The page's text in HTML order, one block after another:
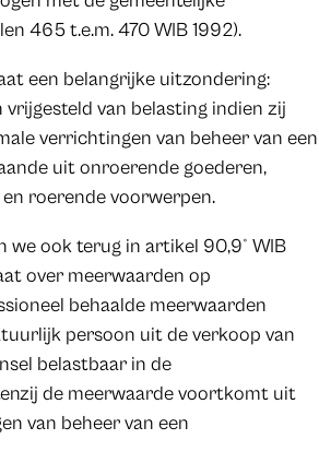
465 t.e.m. 470 WIB 1992).
een belangrijke uitzondering:
van belasting indien zij
verrichtingen van beheer van een
uit onroerende goederen,
roerende voorwerpen.
we ook terug in artikel 90,9° WIB
over meerwaarden op
behaalde meerwaarden
persoon uit de verkoop van
belastbaar in de
de meerwaarde voortkomt uit
van beheer van een